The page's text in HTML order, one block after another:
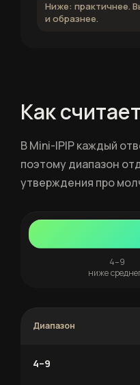
Ниже: практичнее.
и образнее.
Как
В Mini-IPIP каждый
поэтому диапазон
утверждения про
4–9
ниже
Диапазон
4–9